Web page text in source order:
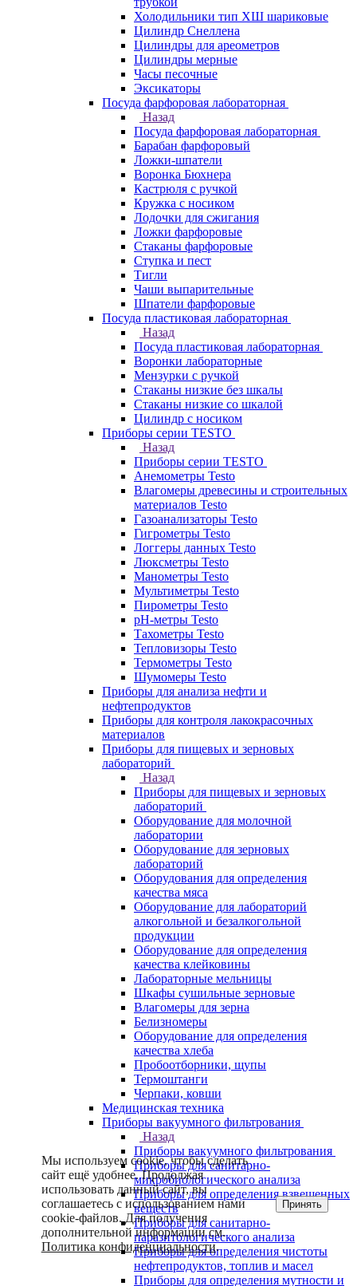
Холодильники тип ХШ шариковые
Цилиндр Снеллена
Цилиндры для ареометров
Цилиндры мерные
Часы песочные
Эксикаторы
Посуда фарфоровая лабораторная
Назад
Посуда фарфоровая лабораторная
Барабан фарфоровый
Ложки-шпатели
Воронка Бюхнера
Кастрюля с ручкой
Кружка с носиком
Лодочки для сжигания
Ложки фарфоровые
Стаканы фарфоровые
Ступка и пест
Тигли
Чаши выпарительные
Шпатели фарфоровые
Посуда пластиковая лабораторная
Назад
Посуда пластиковая лабораторная
Воронки лабораторные
Мензурки с ручкой
Стаканы низкие без шкалы
Стаканы низкие со шкалой
Цилиндр с носиком
Приборы серии TESTO
Назад
Приборы серии TESTO
Анемометры Testo
Влагомеры древесины и строительных
материалов Testo
Газоанализаторы Testo
Гигрометры Testo
Логгеры данных Testo
Люксметры Testo
Манометры Testo
Мультиметры Testo
Пирометры Testo
pH-метры Testo
Тахометры Testo
Тепловизоры Testo
Термометры Testo
Шумомеры Testo
Приборы для анализа нефти и
нефтепродуктов
Приборы для контроля лакокрасочных
материалов
Приборы для пищевых и зерновых
лабораторий
Назад
Приборы для пищевых и зерновых
лабораторий
Оборудование для молочной
лаборатории
Оборудование для зерновых
лабораторий
Оборудования для определения
качества мяса
Оборудование для лабораторий
алкогольной и безалкогольной
продукции
Оборудование для определения
качества клейковины
Лабораторные мельницы
Шкафы сушильные зерновые
Влагомеры для зерна
Белизномеры
Оборудование для определения
качества хлеба
Пробоотборники, щупы
Термоштанги
Черпаки, ковши
Медицинская техника
Приборы вакуумного фильтрования
Назад
Приборы вакуумного фильтрования
Приборы для санитарно-
микробиологического анализа
Приборы для определения взвешенных
веществ
Приборы для санитарно-
паразитологического анализа
Приборы для определения чистоты
нефтепродуктов, топлив и масел
Приборы для определения мутности и
Мы используем cookie, чтобы сделать
сайт ещё удобнее. Продолжая
использовать данный сайт, вы
соглашаетесь с использованием нами
cookie-файлов. Для получения
дополнительной информации см.
Политика конфиденциальности.
Принять